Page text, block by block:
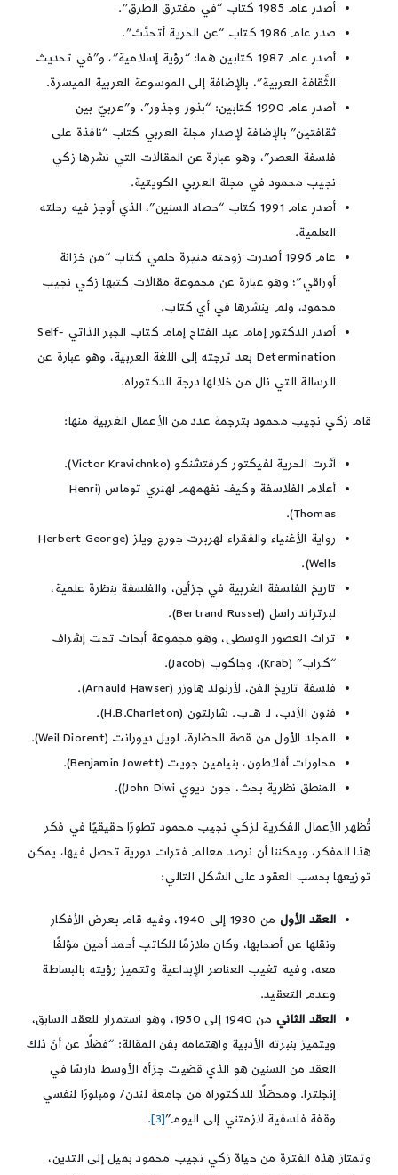
أصدر عام 1985 كتاب “في مفترق الطرق”.
صدر عام 1986 كتاب “عن الحرية أتحدَّث”.
أصدر عام 1987 كتابين هما: “رؤية إسلامية”، و”في تحديث
الثَّقافة العربية”، بالإضافة إلى الموسوعة العربية الميسرة.
أصدر عام 1990 كتابين: “بذور وجذور”، و”عربيّ بين
ثقافتين” بالإضافة لإصدار مجلة العربي كتاب “نافذة على
فلسفة العصر”، وهو عبارة عن المقالات التي نشرها زكي
نجيب محمود في مجلة العربي الكويتية.
أصدر عام 1991 كتاب “حصاد السنين”، الذي أوجز فيه رحلته
العلمية.
عام 1996 أصدرت زوجته منيرة حلمي كتاب “من خزانة
أوراقي”؛ وهو عبارة عن مجموعة مقالات كتبها زكي نجيب
محمود، ولم ينشرها في أي كتاب.
أصدر الدكتور إمام عبد الفتاح إمام كتاب الجبر الذاتي Self-
Determination بعد ترجته إلى اللغة العربية، وهو عبارة عن
الرسالة التي نال من خلالها درجة الدكتوراه.
قام زكي نجيب محمود بترجمة عدد من الأعمال الغربية منها:
آثرت الحرية لفيكتور كرفتشنكو (Victor Kravichnko).
أعلام الفلاسفة وكيف نفهمهم لهنري توماس (Henri
Thomas).
رواية الأغنياء والفقراء لهربرت جورج ويلز (Herbert George
Wells).
تاريخ الفلسفة الغربية في جزأين، والفلسفة بنظرة علمية،
لبرتراند راسل (Bertrand Russel).
تراث العصور الوسطى، وهو مجموعة أبحاث تحت إشراف
“كراب” (Krab)، وجاكوب (Jacob).
فلسفة تاريخ الفن، لأرنولد هاوزر (Arnauld Hawser).
فنون الأدب، لـ هـ.ب. شارلتون (H.B.Charleton).
المجلد الأول من قصة الحضارة، لويل ديورانت (Weil Diorent).
محاورات أفلاطون، بنيامين جويت (Benjamin Jowett).
المنطق نظرية بحث، جون ديوي John Diwi)).
تُظهر الأعمال الفكرية لزكي نجيب محمود تطورًا حقيقيًا في فكر
هذا المفكر، ويمكننا أن نرصد معالم فترات دورية تحصل فيها، يمكن
توزيعها بحسب العقود على الشكل التالي:
العقد الأول
من 1930 إلى 1940، وفيه قام بعرض الأفكار
ونقلها عن أصحابها، وكان ملازمًا للكاتب أحمد أمين مؤلفًا
معه، وفيه تغيب العناصر الإبداعية وتتميز رؤيته بالبساطة
وعدم التعقيد.
العقد الثاني
من 1940 إلى 1950، وهو استمرار للعقد السابق،
ويتميز بنبرته الأدبية واهتمامه بفن المقالة: “فضلًا عن أنّ ذلك
العقد من السنين هو الذي قضيت جزأه الأوسط دارسًا في
إنجلترا. ومحصّلًا للدكتوراه من جامعة لندن/ ومبلورًا لنفسي
وقفة فلسفية لازمتني إلى اليوم”[3]
.
وتمتاز هذه الفترة من حياة زكي نجيب محمود بميل إلى التدين،